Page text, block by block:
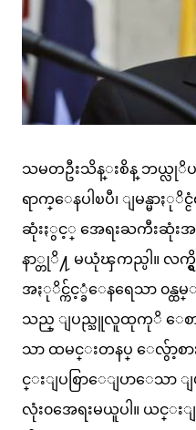
သမတဦးသိန္းစိန္ ဘယ္လုိ
ရာက္ေနပါၿပီ၊ ျမန္မာ
ဆုံးႏွင့္ အေရးႀကီးဆုံးအ
နာ္တုိ႔ မယုံၾကည္ပါ။ လက္ရွိ
အႏုိင္က်င့္ခံေနရေသာ ၀န္ထမ္
သည္ ျပည္သူလူထုကုိ ေစာ္ကာ
သာ ထမင္းတနပ္ ေလွ်ာ့စား
င္းျပစြာေျပာေသာ ျ
လုံး၀အေရးမယူပါ။ ယင္းျ